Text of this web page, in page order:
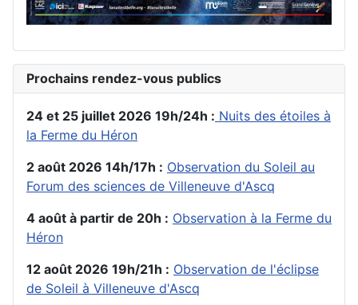
Prochains rendez-vous publics
24 et 25 juillet 2026 19h/24h : Nuits des étoiles à
la Ferme du Héron
2 août 2026 14h/17h : Observation du Soleil au
Forum des sciences de Villeneuve d'Ascq
4 août à partir de 20h : Observation à la Ferme du
Héron
12 août 2026 19h/21h : Observation de l'éclipse
de Soleil à Villeneuve d'Ascq